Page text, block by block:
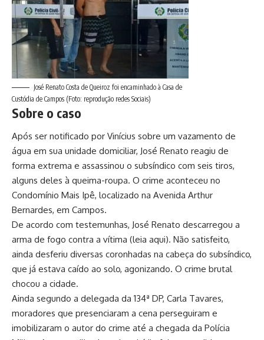
José Renato Costa de Queiroz foi encaminhado à Casa de
Custódia de Campos (Foto: reprodução redes Sociais)
Sobre o caso
Após ser notificado por Vinícius sobre um vazamento de
água em sua unidade domiciliar, José Renato reagiu de
forma extrema e assassinou o subsíndico com seis tiros,
alguns deles à queima-roupa. O crime aconteceu no
Condomínio Mais Ipê, localizado na Avenida Arthur
Bernardes, em Campos.
De acordo com testemunhas, José Renato descarregou a
arma de fogo contra a vítima (leia aqui). Não satisfeito,
ainda desferiu diversas coronhadas na cabeça do subsíndico,
que já estava caído ao solo, agonizando. O crime brutal
chocou a cidade.
Ainda segundo a delegada da 134ª DP, Carla Tavares,
moradores que presenciaram a cena perseguiram e
imobilizaram o autor do crime até a chegada da Polícia